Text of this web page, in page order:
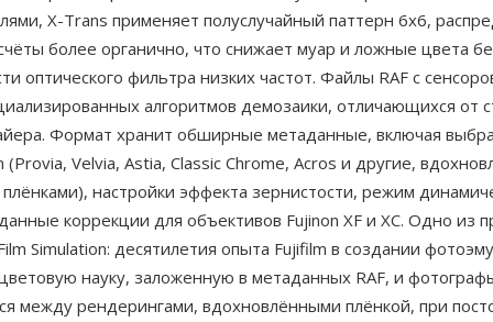
X-Trans применяет полуслучайный паттерн 6x6,
более органично, что снижает муар и ложные цвета
оптического фильтра низких частот. Файлы RAF с
алгоритмов демозаики, отличающихся от
Формат хранит обширные метаданные, включая
(Provia, Velvia, Astia, Classic Chrome, Acros и другие,
настройки эффекта зернистости, режим
коррекции для объективов Fujinon XF и XC. Одно из
Simulation: десятилетия опыта Fujifilm в создании
науку, заложенную в метаданных RAF, и
между рендерингами, вдохновлёнными плёнкой, при